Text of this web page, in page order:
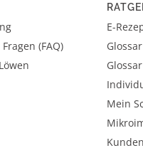
(FAQ)
E-
Mein